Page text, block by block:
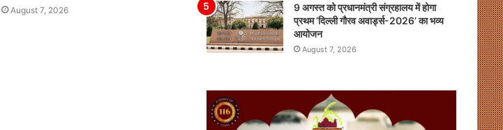
August 7, 2026
9 अगस्त को प्रधानमंत्री संग्रहालय में होगा
प्रथम ‘दिल्ली गौरव अवार्ड्स-2026’ का भव्य
आयोजन
August 7, 2026